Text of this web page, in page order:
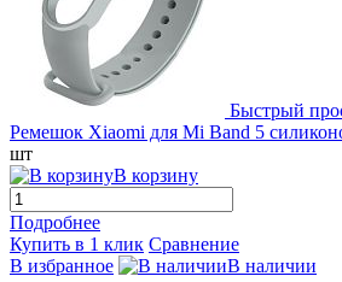
Быстрый
Ремешок Xiaomi для Mi Band 5
шт
В корзину
Подробнее
Купить в 1 клик Сравнение
В избранное
В наличии